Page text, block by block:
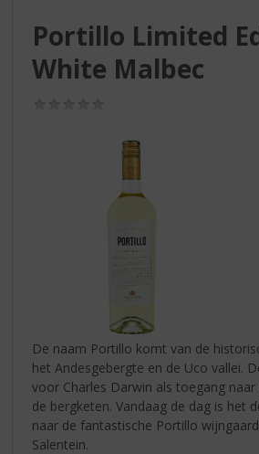
Portillo Limited
White Malbec
De naam Portillo komt van de
het Andesgebergte en de Uco vallei.
voor Charles Darwin als toegang
de bergketen. Vandaag de dag is het
naar de fantastische Portillo
Salentein.